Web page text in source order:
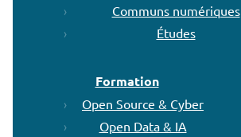
Communs numériques
Études
Formation
Open Source & Cyber
Open Data & IA